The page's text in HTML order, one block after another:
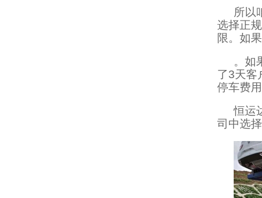
所以
选择正
限。如
。如
了3天客
停车费
恒运
司中选